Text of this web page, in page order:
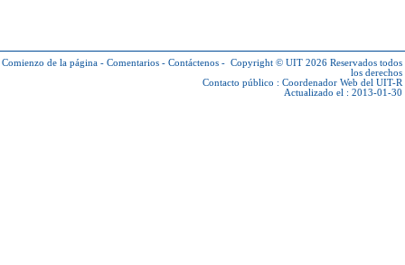
Comienzo de la página - Comentarios - Contáctenos - Copyright © UIT 2026 Reservados todos
los derechos
Contacto público : Coordenador Web del UIT-R
Actualizado el : 2013-01-30